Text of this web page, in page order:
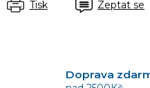
Tisk Zeptat se
Doprava